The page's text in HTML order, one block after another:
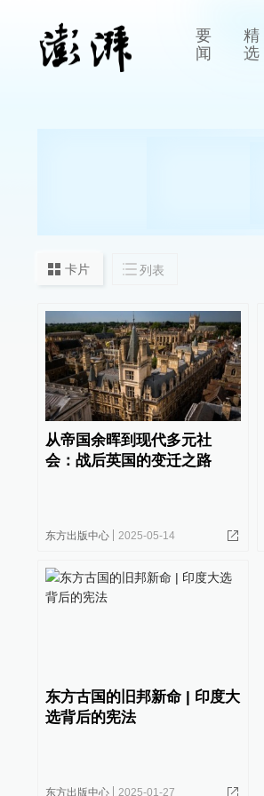
要
闻
精
选
卡片 列表
从帝国余晖到现代多元社
会：战后英国的变迁之路
东方出版中心 2025-05-14
东方古国的旧邦新命 | 印度大
选背后的宪法
东方出版中心 2025-01-27